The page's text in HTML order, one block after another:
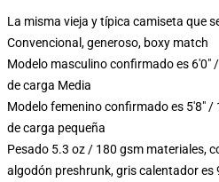
La misma vieja y típica camiseta que
Convencional, generoso, boxy match
Modelo masculino confirmado es 6'0"
de carga Media
Modelo femenino confirmado es 5'8" /
de carga pequeña
Pesado 5.3 oz / 180 gsm materiales,
algodón preshrunk, gris calentador es